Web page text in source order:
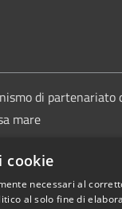
di partenariato
mare
cookie
necessari al
al solo fine di